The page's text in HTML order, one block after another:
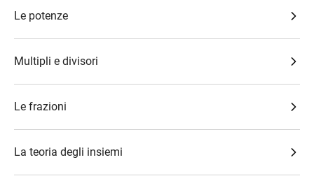
Le potenze
Multipli e divisori
Le frazioni
La teoria degli insiemi